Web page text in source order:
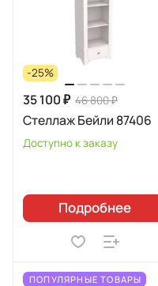
-25%
35 100 ₽ 46 800 ₽
Стеллаж Бейли 87406
Доступно к заказу
Подробнее
ПОПУЛЯРНЫЕ ТОВАРЫ